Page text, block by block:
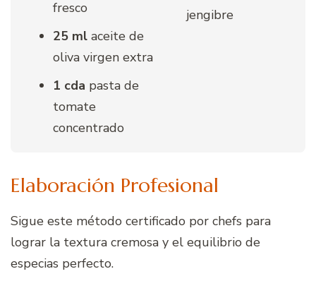
fresco
25 ml aceite de
oliva virgen extra
1 cda pasta de
tomate
concentrado
jengibre
Elaboración Profesional
Sigue este método certificado por chefs para
lograr la textura cremosa y el equilibrio de
especias perfecto.